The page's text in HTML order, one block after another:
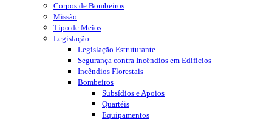
Corpos de Bombeiros
Missão
Tipo de Meios
Legislação
Legislação Estruturante
Segurança contra Incêndios em Edificios
Incêndios Florestais
Bombeiros
Subsídios e Apoios
Quartéis
Equipamentos